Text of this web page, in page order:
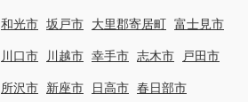
和光市 坂戸市 大里郡寄居町 富士見市
川口市 川越市 幸手市 志木市 戸田市
所沢市 新座市 日高市 春日部市